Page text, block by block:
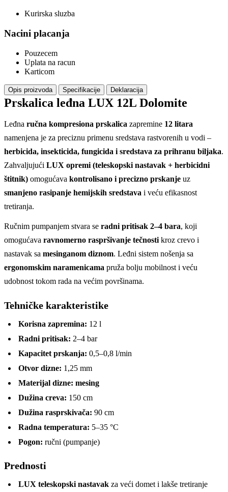
Kurirska sluzba
Nacini placanja
Pouzecem
Uplata na racun
Karticom
Opis proizvoda Specifikacije Deklaracija
Prskalica leđna LUX 12L Dolomite
Leđna ručna kompresiona prskalica zapremine 12 litara
namenjena je za preciznu primenu sredstava rastvorenih u vodi –
herbicida, insekticida, fungicida i sredstava za prihranu biljaka.
Zahvaljujući LUX opremi (teleskopski nastavak + herbicidni
štitnik) omogućava kontrolisano i precizno prskanje uz
smanjeno rasipanje hemijskih sredstava i veću efikasnost
tretiranja.
Ručnim pumpanjem stvara se radni pritisak 2–4 bara, koji
omogućava ravnomerno raspršivanje tečnosti kroz crevo i
nastavak sa mesinganom diznom. Leđni sistem nošenja sa
ergonomskim naramenicama pruža bolju mobilnost i veću
udobnost tokom rada na većim površinama.
Tehničke karakteristike
Korisna zapremina: 12 l
Radni pritisak: 2–4 bar
Kapacitet prskanja: 0,5–0,8 l/min
Otvor dizne: 1,25 mm
Materijal dizne: mesing
Dužina creva: 150 cm
Dužina rasprskivača: 90 cm
Radna temperatura: 5–35 °C
Pogon: ručni (pumpanje)
Prednosti
LUX teleskopski nastavak za veći domet i lakše tretiranje